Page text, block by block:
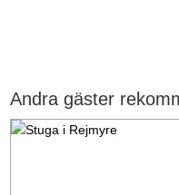
Andra gäster